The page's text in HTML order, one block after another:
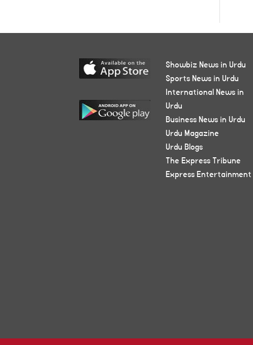
Showbiz News in Urdu
Sports News in Urdu
International News in
Urdu
Business News in Urdu
Urdu Magazine
Urdu Blogs
The Express Tribune
Express Entertainment